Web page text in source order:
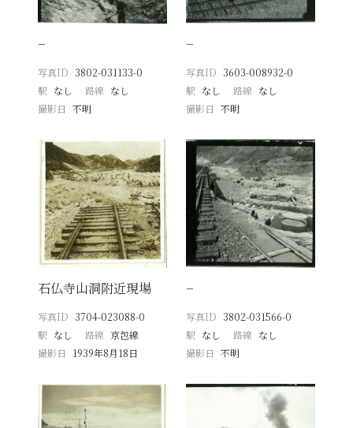
−
写真ID 3802-031133-0
駅 なし 路線 なし
撮影日
不明
−
写真ID 3603-008932-0
駅 なし 路線 なし
撮影日 不明
石仏寺山洞附近現場
写真ID 3704-023088-0
駅 なし 路線 京包線
撮影日
1939年8月18日
−
写真ID 3802-031566-0
駅 なし 路線 なし
撮影日 不明